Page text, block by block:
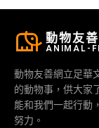
動物友
ANIMAL-
動物友善網立足華
的動物事，供大家
能和我們一起行動
努力。